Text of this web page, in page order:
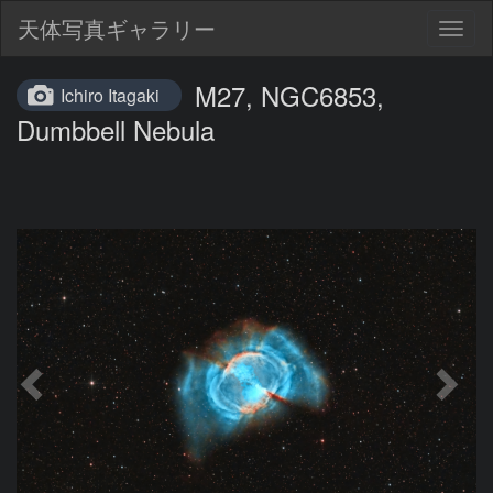
天体写真ギャラリー
Ichiro Itagaki
M27, NGC6853,
Dumbbell Nebula